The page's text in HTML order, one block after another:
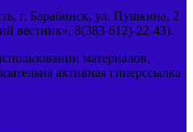
г. Барабинск, ул. Пушкина, 2
вестник», 8(383-612)-22-43).
материалов,
активная гиперссылка